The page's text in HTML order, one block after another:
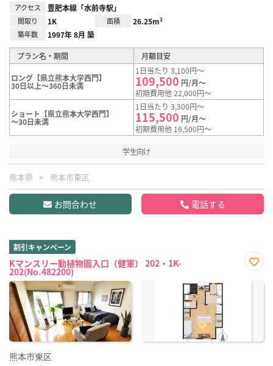
アクセス 豊肥本線「水前寺駅」
間取り 1K 面積 26.25m²
築年数 1997年 8月 築
プラン名・期間 月額目安
ロング【県立熊本大学西門】
30日以上～360日未満
1日当たり 3,100円～
109,500 円/月～
初期費用他 22,000円～
ショート【県立熊本大学西門】
～30日未満
1日当たり 3,300円～
115,500 円/月～
初期費用他 16,500円～
学生向け
熊本県 熊本市東区
お問合わせ 電話する
割引キャンペーン
Kマンスリー動植物園入口（健軍） 202・1K-
202(No.482200)
に入
熊本市東区